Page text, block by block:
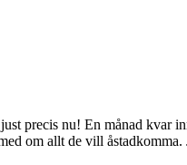
precis nu! En månad kvar
om allt de vill åstadkomma.